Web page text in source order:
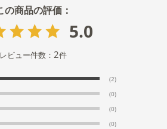
5.0
レビュー件数：2件
(2)
(0)
(0)
(0)